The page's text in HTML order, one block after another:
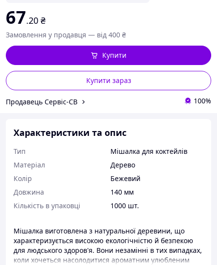
67.20 ₴
Замовлення у продавця — від 400 ₴
Купити зараз
Купити
Продавець Сервіс-СВ 100%
Характеристики та опис
Тип
Мішалка для коктейлів
Матеріал
Дерево
Колір
Бежевий
Довжина
140 мм
Кількість в упаковці
1000 шт.
Мішалка виготовлена з натуральної деревини, що
характеризується високою екологічністю й безпекою
для людського здоров'я. Вони незамінні в тих випадках,
коли хочеться насолодитися ароматним улюбленим